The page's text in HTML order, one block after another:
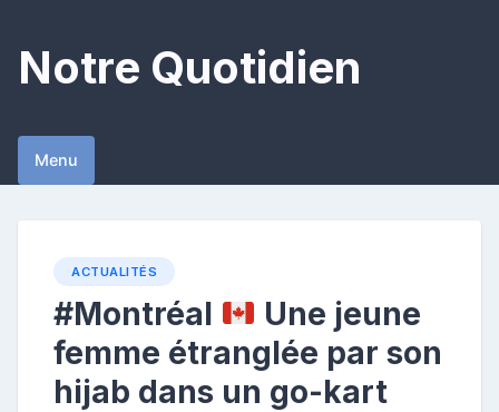
content
Notre Quotidien
Menu
ACTUALITÉS
#Montréal
Une jeune
femme étranglée par son
hijab dans un go-kart